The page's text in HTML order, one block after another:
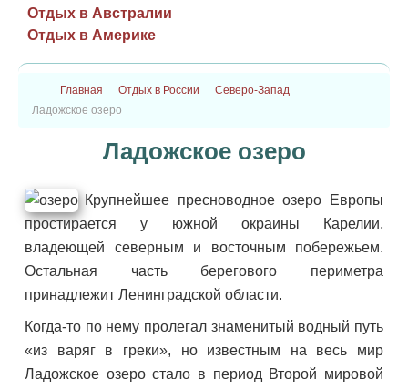
Отдых в Австралии
Отдых в Америке
Главная Отдых в России
Северо-Запад
Ладожское озеро
Ладожское озеро
Крупнейшее пресноводное озеро Европы
простирается у южной окраины Карелии,
владеющей северным и восточным побережьем.
Остальная часть берегового периметра
принадлежит Ленинградской области.
Когда-то по нему пролегал знаменитый водный путь
«из варяг в греки», но известным на весь мир
Ладожское озеро стало в период Второй мировой